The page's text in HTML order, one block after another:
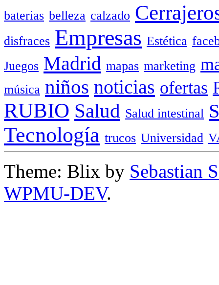
baterias belleza calzado
disfraces Empresas Estética
Juegos Madrid mapas marketing
música niños noticias ofertas
RUBIO Salud Salud intestinal
Tecnología trucos Universidad
Theme: Blix by Sebastian
WPMU-DEV.